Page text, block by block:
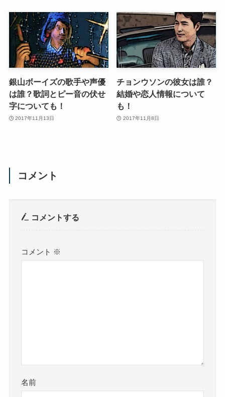
銀山ボーイズの歌手や声優
は誰？歌詞とピー音の伏せ
字についても！
2017年11月13日
チョンウソンの彼女は誰？
結婚や恋人情報について
も！
2017年11月8日
コメント
コメントする
コメント ※
名前